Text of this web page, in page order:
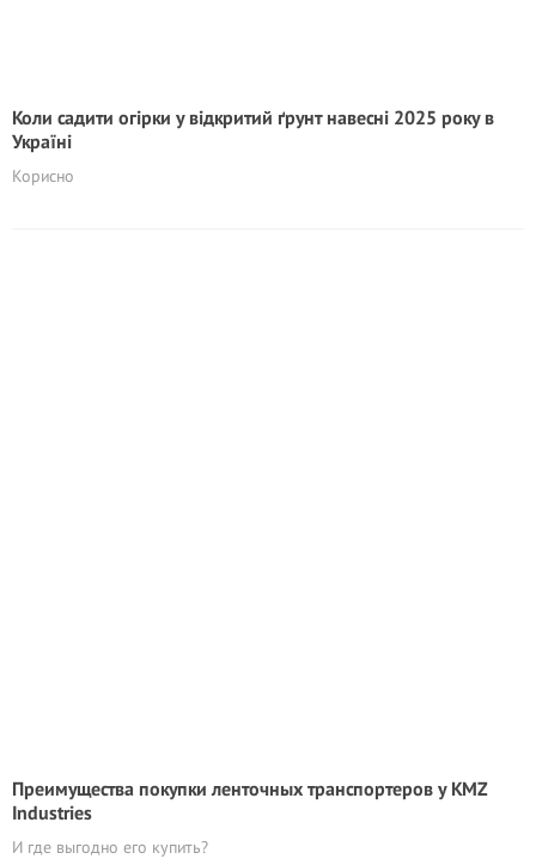
Коли садити огірки у відкритий ґрунт навесні 2025 року в
Україні
Корисно
Преимущества покупки ленточных транспортеров у KMZ
Industries
И где выгодно его купить?